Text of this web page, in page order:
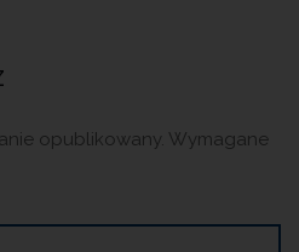
opublikowany. Wymagane